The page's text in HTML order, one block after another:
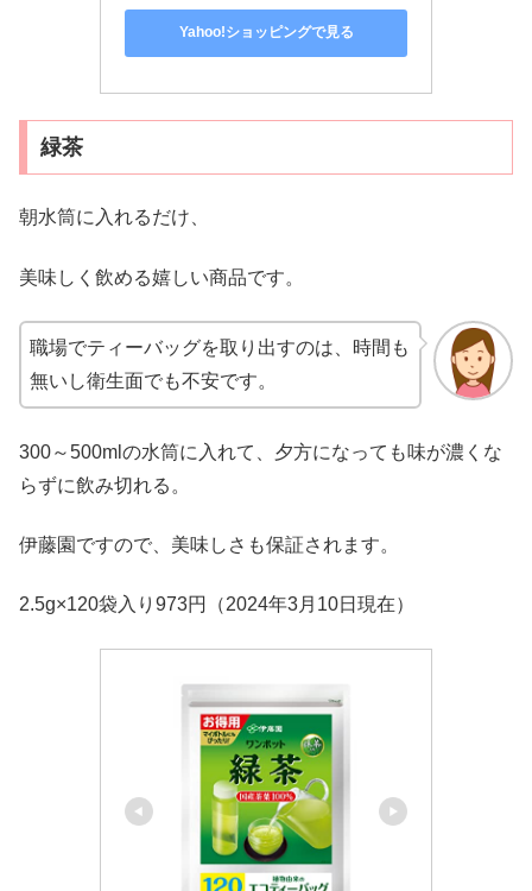
Yahoo!ショッピングで見る
緑茶
朝水筒に入れるだけ、
美味しく飲める嬉しい商品です。
職場でティーバッグを取り出すのは、時間も
無いし衛生面でも不安です。
300～500mlの水筒に入れて、夕方になっても味が濃くな
らずに飲み切れる。
伊藤園ですので、美味しさも保証されます。
2.5g×120袋入り973円（2024年3月10日現在）